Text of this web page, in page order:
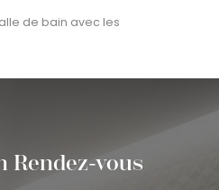
de bain avec les
Rendez-vous